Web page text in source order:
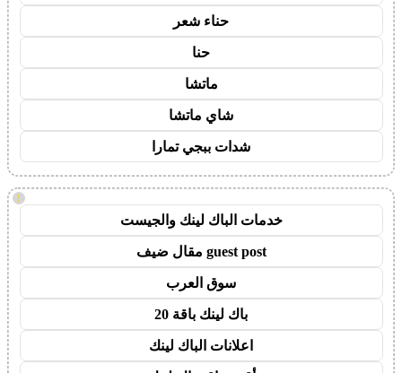
حناء شعر
حنا
ماتشا
شاي ماتشا
شدات ببجي تمارا
!
خدمات الباك لينك والجيست
guest post مقال ضيف
سوق العرب
باك لينك باقة 20
اعلانات الباك لينك